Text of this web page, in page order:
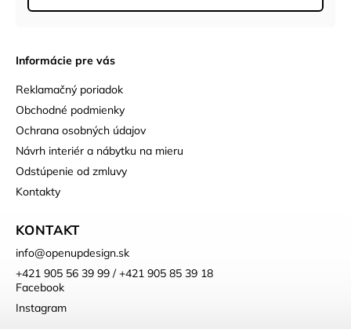
Informácie pre vás
Reklamačný poriadok
Obchodné podmienky
Ochrana osobných údajov
Návrh interiér a nábytku na mieru
Odstúpenie od zmluvy
Kontakty
KONTAKT
info@openupdesign.sk
+421 905 56 39 99 / +421 905 85 39 18
Facebook
Instagram